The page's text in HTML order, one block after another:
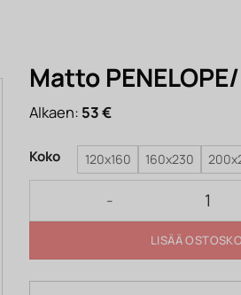
Matto PENELOPE/
Alkaen: 53€
Koko 120x160 160x230
LISÄÄ